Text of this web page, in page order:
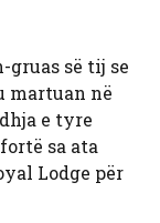
gruas së tij se
martuan në
e tyre
sa ata
Lodge për